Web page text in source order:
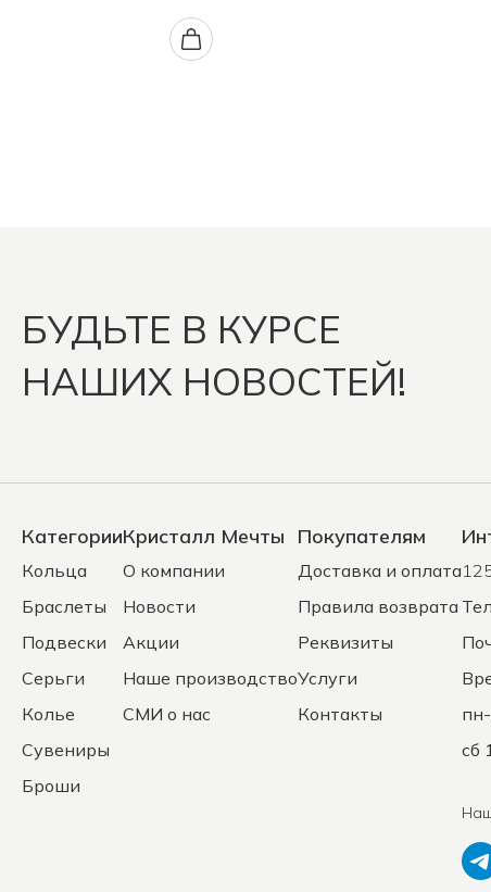
БУДЬТЕ В КУРСЕ
НАШИХ НОВОСТЕЙ!
Категории
Кольца
Браслеты
Подвески
Серьги
Колье
Сувениры
Броши
Кристалл Мечты
О компании
Новости
Акции
Наше производство
СМИ о нас
Покупателям
Доставка и оплата
Правила возврата
Реквизиты
Услуги
Контакты
сб